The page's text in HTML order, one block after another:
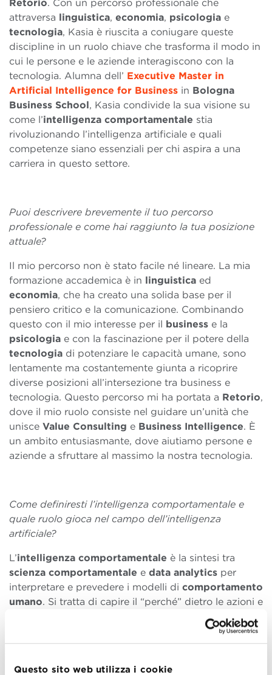
Questo sito web utilizza i cookie
Retorio. Con un percorso professionale che
attraversa linguistica, economia, psicologia e
tecnologia, Kasia è riuscita a coniugare queste
discipline in un ruolo chiave che trasforma il modo in
cui le persone e le aziende interagiscono con la
tecnologia. Alumna dell’ Executive Master in
Artificial Intelligence for Business in Bologna
Business School, Kasia condivide la sua visione su
come l’intelligenza comportamentale stia
rivoluzionando l’intelligenza artificiale e quali
competenze siano essenziali per chi aspira a una
carriera in questo settore.
Puoi descrivere brevemente il tuo percorso
professionale e come hai raggiunto la tua posizione
attuale?
Il mio percorso non è stato facile né lineare. La mia
formazione accademica è in linguistica ed
economia, che ha creato una solida base per il
pensiero critico e la comunicazione. Combinando
questo con il mio interesse per il business e la
psicologia e con la fascinazione per il potere della
tecnologia di potenziare le capacità umane, sono
lentamente ma costantemente giunta a ricoprire
diverse posizioni all’intersezione tra business e
tecnologia. Questo percorso mi ha portata a Retorio,
dove il mio ruolo consiste nel guidare un’unità che
unisce Value Consulting e Business Intelligence. È
un ambito entusiasmante, dove aiutiamo persone e
aziende a sfruttare al massimo la nostra tecnologia.
Come definiresti l’intelligenza comportamentale e
quale ruolo gioca nel campo dell’intelligenza
artificiale?
L’intelligenza comportamentale è la sintesi tra
scienza comportamentale e data analytics per
interpretare e prevedere i modelli di comportamento
umano. Si tratta di capire il “perché” dietro le azioni e
utilizzare questa comprensione per informare gli
comportamentale è trasformativa; consente alle